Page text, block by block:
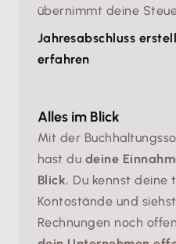
übernimmt deine
Jahresabschluss
erfahren
Alles im Blick
Mit der
hast du deine
Blick. Du kennst deine
Kontostände und
Rechnungen noch